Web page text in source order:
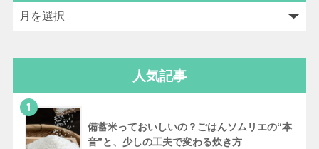
人気記事
1
備蓄米っておいしいの？ごはんソムリエの“本
音”と、少しの工夫で変わる炊き方